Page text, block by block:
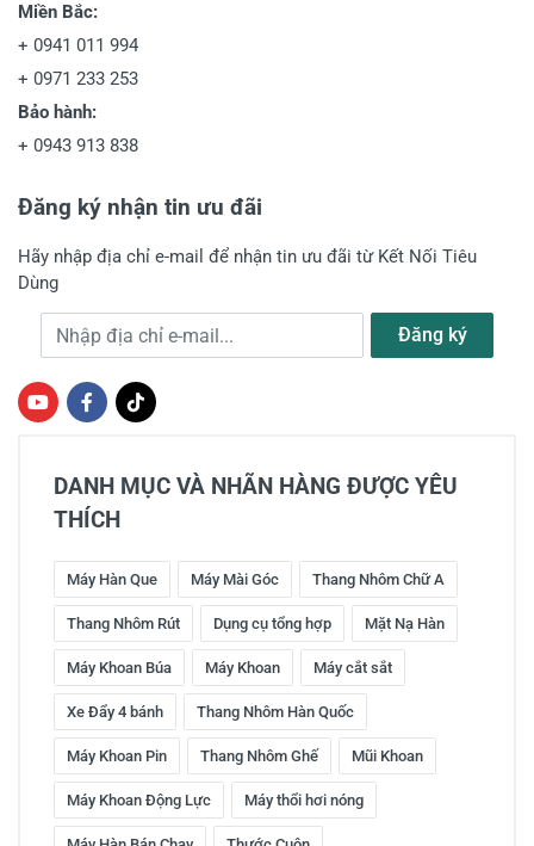
Miền Bắc:
+ 0941 011 994
+ 0971 233 253
Bảo hành:
+ 0943 913 838
Đăng ký nhận tin ưu đãi
Hãy nhập địa chỉ e-mail để nhận tin ưu đãi từ Kết Nối Tiêu
Dùng
Địa chỉ e-mail Đăng ký
DANH MỤC VÀ NHÃN HÀNG ĐƯỢC YÊU
THÍCH
Máy Hàn Que Máy Mài Góc Thang Nhôm Chữ A
Thang Nhôm Rút Dụng cụ tổng hợp Mặt Nạ Hàn
Máy Khoan Búa Máy Khoan Máy cắt sắt
Xe Đẩy 4 bánh Thang Nhôm Hàn Quốc
Máy Khoan Pin Thang Nhôm Ghế Mũi Khoan
Máy Khoan Động Lực Máy thổi hơi nóng